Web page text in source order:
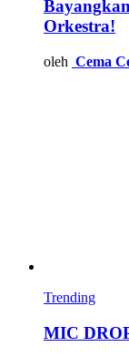
Orkestra!
oleh Cema
Trending
MIC